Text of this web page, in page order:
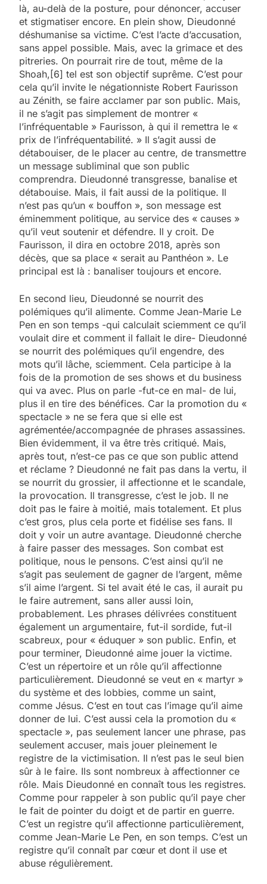
là, au-delà de la posture, pour dénoncer, accuser
et stigmatiser encore. En plein show, Dieudonné
déshumanise sa victime. C’est l’acte d’accusation,
sans appel possible. Mais, avec la grimace et des
pitreries. On pourrait rire de tout, même de la
Shoah,[6] tel est son objectif suprême. C’est pour
cela qu’il invite le négationniste Robert Faurisson
au Zénith, se faire acclamer par son public. Mais,
il ne s’agit pas simplement de montrer «
l’infréquentable » Faurisson, à qui il remettra le «
prix de l’infréquentabilité. » Il s’agit aussi de
détabouiser, de le placer au centre, de transmettre
un message subliminal que son public
comprendra. Dieudonné transgresse, banalise et
détabouise. Mais, il fait aussi de la politique. Il
n’est pas qu’un « bouffon », son message est
éminemment politique, au service des « causes »
qu’il veut soutenir et défendre. Il y croit. De
Faurisson, il dira en octobre 2018, après son
décès, que sa place « serait au Panthéon ». Le
principal est là : banaliser toujours et encore.
En second lieu, Dieudonné se nourrit des
polémiques qu’il alimente. Comme Jean-Marie Le
Pen en son temps -qui calculait sciemment ce qu’il
voulait dire et comment il fallait le dire- Dieudonné
se nourrit des polémiques qu’il engendre, des
mots qu’il lâche, sciemment. Cela participe à la
fois de la promotion de ses shows et du business
qui va avec. Plus on parle -fut-ce en mal- de lui,
plus il en tire des bénéfices. Car la promotion du «
spectacle » ne se fera que si elle est
agrémentée/accompagnée de phrases assassines.
Bien évidemment, il va être très critiqué. Mais,
après tout, n’est-ce pas ce que son public attend
et réclame ? Dieudonné ne fait pas dans la vertu, il
se nourrit du grossier, il affectionne et le scandale,
la provocation. Il transgresse, c’est le job. Il ne
doit pas le faire à moitié, mais totalement. Et plus
c’est gros, plus cela porte et fidélise ses fans. Il
doit y voir un autre avantage. Dieudonné cherche
à faire passer des messages. Son combat est
politique, nous le pensons. C’est ainsi qu’il ne
s’agit pas seulement de gagner de l’argent, même
s’il aime l’argent. Si tel avait été le cas, il aurait pu
le faire autrement, sans aller aussi loin,
probablement. Les phrases délivrées constituent
également un argumentaire, fut-il sordide, fut-il
scabreux, pour « éduquer » son public. Enfin, et
pour terminer, Dieudonné aime jouer la victime.
C’est un répertoire et un rôle qu’il affectionne
particulièrement. Dieudonné se veut en « martyr »
du système et des lobbies, comme un saint,
comme Jésus. C’est en tout cas l’image qu’il aime
donner de lui. C’est aussi cela la promotion du «
spectacle », pas seulement lancer une phrase, pas
seulement accuser, mais jouer pleinement le
registre de la victimisation. Il n’est pas le seul bien
sûr à le faire. Ils sont nombreux à affectionner ce
rôle. Mais Dieudonné en connaît tous les registres.
Comme pour rappeler à son public qu’il paye cher
le fait de pointer du doigt et de partir en guerre.
C’est un registre qu’il affectionne particulièrement,
comme Jean-Marie Le Pen, en son temps. C’est un
registre qu’il connaît par cœur et dont il use et
abuse régulièrement.